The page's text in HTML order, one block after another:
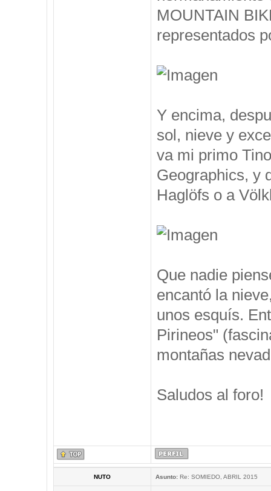
MOUNTAIN
representados
Y encima,
sol, nieve y
va mi primo
Geographics, y
Haglöfs o a
Que nadie
encantó la
unos esquís.
Pirineos"
montañas
Saludos al foro!
NUTO Asunto:Re: SOMIEDO, ABRIL 2015